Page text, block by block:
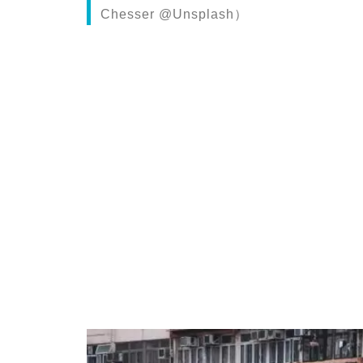
Chesser @Unsplash）